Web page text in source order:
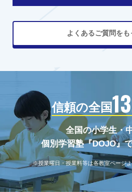
よくあるご質問をも
信頼の全国
全国の小学生・
個別学習塾『DOJO』
※授業曜日・授業料等は各教室ページよ